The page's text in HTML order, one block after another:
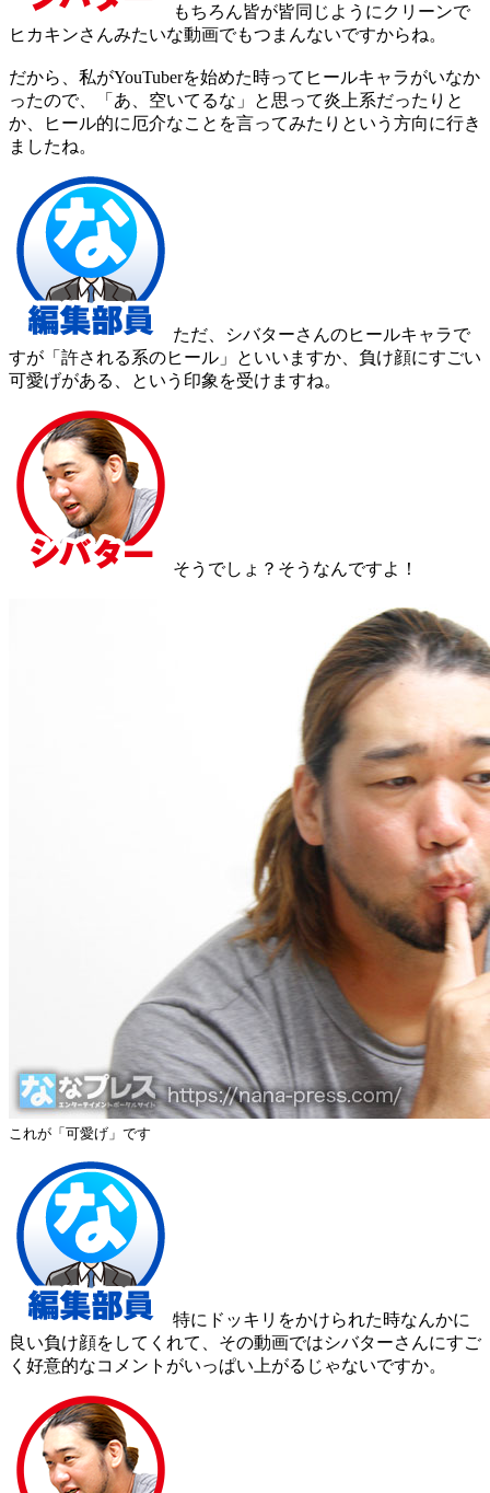
もちろん皆が皆同じようにクリーンで
ヒカキンさんみたいな動画でもつまんないですからね。
だから、私がYouTuberを始めた時ってヒールキャラがいなか
ったので、「あ、空いてるな」と思って炎上系だったりと
か、ヒール的に厄介なことを言ってみたりという方向に行き
ましたね。
ただ、シバターさんのヒールキャラで
すが「許される系のヒール」といいますか、負け顔にすごい
可愛げがある、という印象を受けますね。
そうでしょ？そうなんですよ！
これが「可愛げ」です
特にドッキリをかけられた時なんかに
良い負け顔をしてくれて、その動画ではシバターさんにすご
く好意的なコメントがいっぱい上がるじゃないですか。